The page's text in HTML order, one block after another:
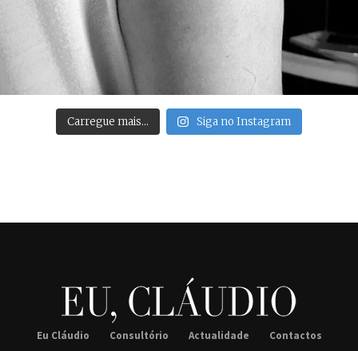
Carregue mais… Siga no Instagram
Eu Cláudio Consultório Actualidade Contactos